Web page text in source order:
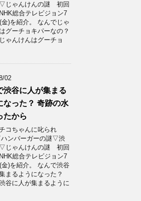
じゃんけんの謎 初回
総合テレビジョン7
金)を紹介。 なんでじゃ
グーチョキパーなの？
ゃんけんはグーチョ
02
渋谷に人が集まる
なった？ 奇跡の水
たから
コちゃんに叱られ
ンバーガーの謎▽渋
じゃんけんの謎 初回
総合テレビジョン7
金)を紹介。 なんで渋谷
まるようになった？
谷に人が集まるように